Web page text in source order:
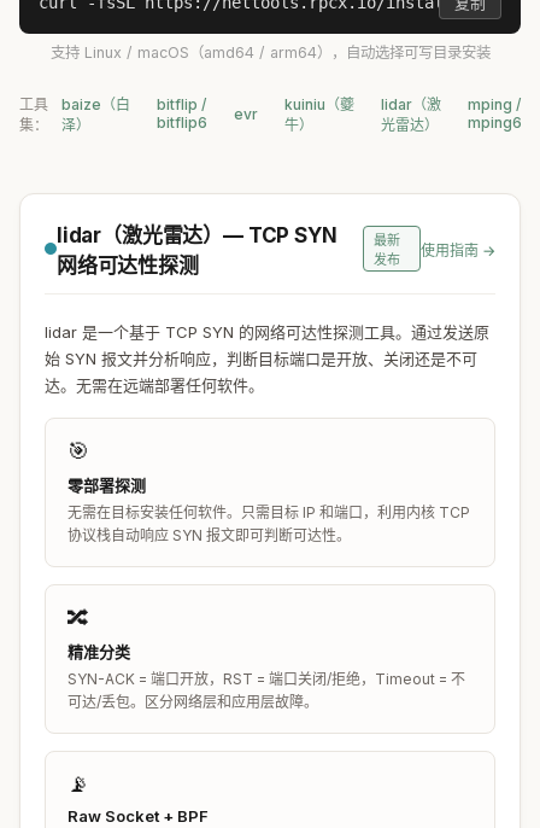
支持 Linux / macOS（amd64 / arm64），自动选择可写目录安装
工具
集：
baize（白
泽）
bitflip /
bitflip6
evr
kuiniu（夔
牛）
lidar（激
光雷达）
mping /
mping6
lidar（激光雷达）— TCP SYN
网络可达性探测
最新
发布
使用指南 →
lidar 是一个基于 TCP SYN 的网络可达性探测工具。通过发送原
始 SYN 报文并分析响应，判断目标端口是开放、关闭还是不可
达。无需在远端部署任何软件。
🎯
零部署探测
无需在目标安装任何软件。只需目标 IP 和端口，利用内核 TCP
协议栈自动响应 SYN 报文即可判断可达性。
🔀
精准分类
SYN-ACK = 端口开放，RST = 端口关闭/拒绝，Timeout = 不
可达/丢包。区分网络层和应用层故障。
📡
Raw Socket + BPF